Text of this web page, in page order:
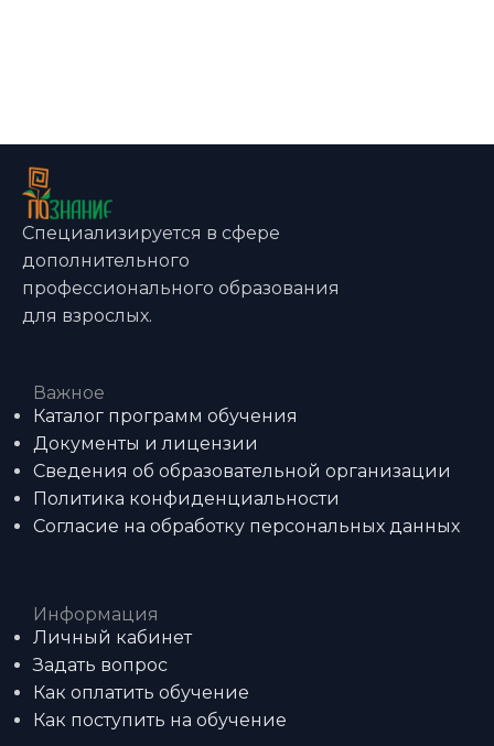
Специализируется в сфере
дополнительного
профессионального образования
для взрослых.
Важное
Каталог программ обучения
Документы и лицензии
Сведения об образовательной организации
Политика конфиденциальности
Согласие на обработку персональных данных
Информация
Личный кабинет
Задать вопрос
Как оплатить обучение
Как поступить на обучение